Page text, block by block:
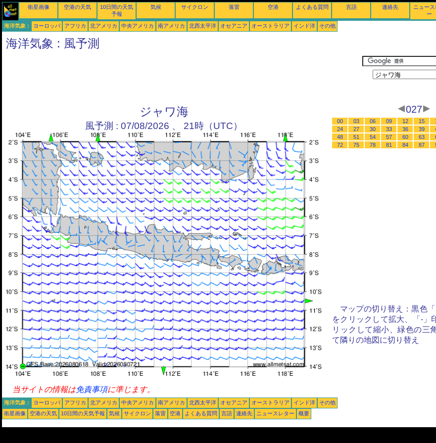
衛星画像 空港の天気
10日間の天気
予報
気候 サイクロン 落雷 空港 よくある質問 言語 連絡先
ニュース
ー
海洋気象 : ヨーロッパ アフリカ 北アメリカ 中央アメリカ 南アメリカ 北西太平洋 オセアニア オーストラリア インド洋 その他
海洋気象 : 風予測
ジャワ海
風予測 : 07/08/2026 、 21時（UTC）
027
00 03 06 09 12 15
24
27 30 33 36 39
48
51 54 57 60 63
72
75 78 81 84 87
マップの切り替え：黒色
をクリックして拡大、「-」
リックして縮小、緑色の三
て隣りの地図に切り替え
当サイトの情報は免責事項に準じます。
海洋気象 : ヨーロッパ アフリカ 北アメリカ 中央アメリカ 南アメリカ 北西太平洋 オセアニア オーストラリア インド洋
その他
衛星画像
空港の天気 10日間の天気予報 気候 サイクロン 落雷 空港 よくある質問 言語 連絡先 ニュースレター 概要